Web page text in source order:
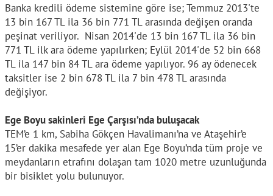
Banka kredili ödeme sistemine göre ise; Temmuz 2013'te
13 bin 167 TL ila 36 bin 771 TL arasında değişen oranda
peşinat veriliyor. Nisan 2014'de 13 bin 167 TL ila 36 bin
771 TL ilk ara ödeme yapılırken; Eylül 2014'de 52 bin 668
TL ila 147 bin 84 TL ara ödeme yapılıyor. 96 ay ödenecek
taksitler ise 2 bin 678 TL ila 7 bin 478 TL arasında
değişiyor.
Ege Boyu sakinleri Ege Çarşısı’nda buluşacak
TEM’e 1 km, Sabiha Gökçen Havalimanı’na ve Ataşehir’e
15’er dakika mesafede yer alan Ege Boyu’nda tüm proje ve
meydanların etrafını dolaşan tam 1020 metre uzunluğunda
bir bisiklet yolu bulunuyor.